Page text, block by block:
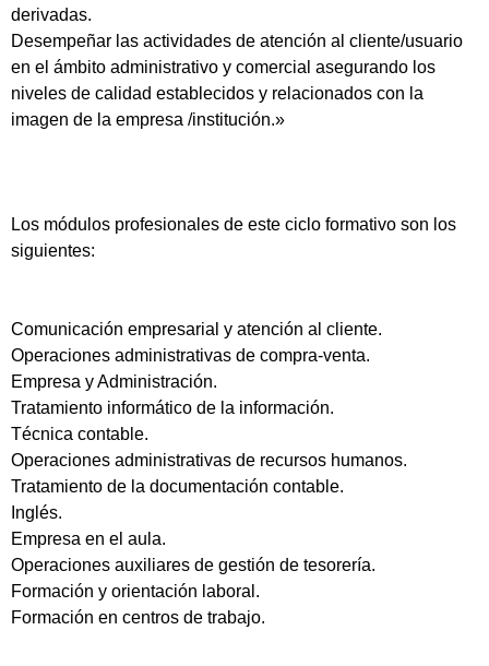
derivadas.
Desempeñar las actividades de atención al cliente/usuario
en el ámbito administrativo y comercial asegurando los
niveles de calidad establecidos y relacionados con la
imagen de la empresa /institución.»
Los módulos profesionales de este ciclo formativo son los
siguientes:
Comunicación empresarial y atención al cliente.
Operaciones administrativas de compra-venta.
Empresa y Administración.
Tratamiento informático de la información.
Técnica contable.
Operaciones administrativas de recursos humanos.
Tratamiento de la documentación contable.
Inglés.
Empresa en el aula.
Operaciones auxiliares de gestión de tesorería.
Formación y orientación laboral.
Formación en centros de trabajo.